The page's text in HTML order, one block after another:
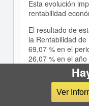
Esta evolución
rentabilidad
El resultado de
la Rentabilidad
69,07 % en el
26,07 % en el año
El Resultado
entre 2021 y 2022.
La aportación de
Ver